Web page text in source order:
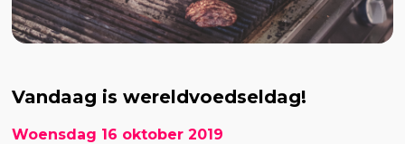
Vandaag is wereldvoedseldag!
Woensdag 16 oktober 2019